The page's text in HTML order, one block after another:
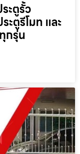
ะตูรั้ว
ะตูรีโมท และ
กรุ่น